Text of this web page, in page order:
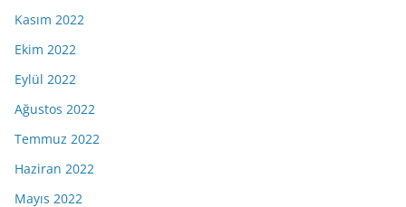
Kasım 2022
Ekim 2022
Eylül 2022
Ağustos 2022
Temmuz 2022
Haziran 2022
Mayıs 2022